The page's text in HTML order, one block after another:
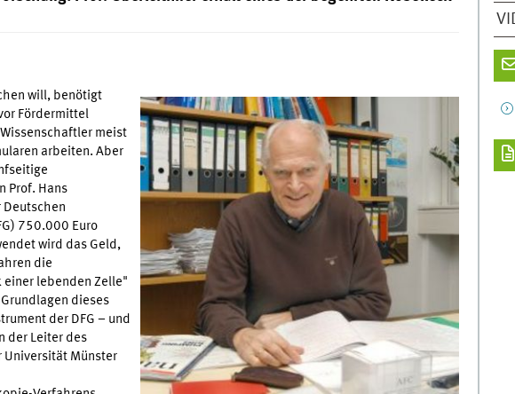
will, benötigt
Fördermittel
meist
arbeiten. Aber
Prof. Hans
Deutschen
750.000 Euro
wird das Geld,
die
einer lebenden Zelle"
dieses
der DFG – und
der Leiter des
Universität Münster